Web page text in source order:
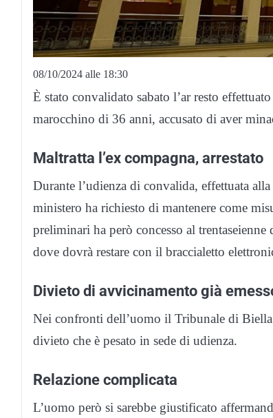
08/10/2024 alle 18:30
È stato convalidato sabato l’ar resto
marocchino di 36 anni, accusato di aver
Maltratta l’ex compagna, arrestato
Durante l’udienza di convalida, effettuata alla
ministero ha richiesto di mantenere come
preliminari ha però concesso al
dove dovrà restare con il braccialetto
Divieto di avvicinamento già
Nei confronti dell’uomo il Tribunale di
divieto che è pesato in sede di udienza.
Relazione complicata
L’uomo però si sarebbe giustificato